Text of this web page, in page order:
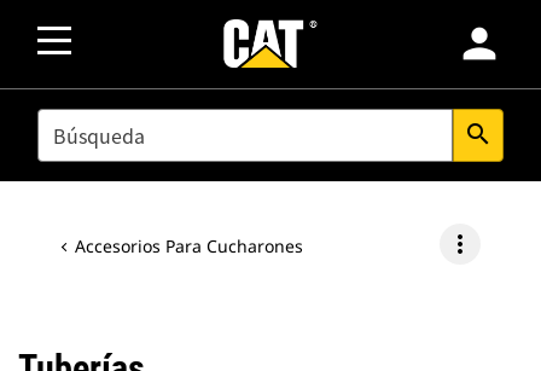
person
SEARCH search
Accesorios Para Cucharones more_vert